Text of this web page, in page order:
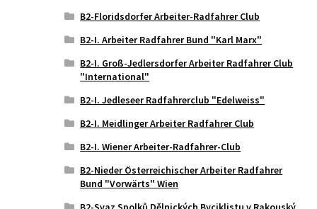
B2-Floridsdorfer Arbeiter-Radfahrer Club
B2-I. Arbeiter Radfahrer Bund "Karl Marx"
B2-I. Groß-Jedlersdorfer Arbeiter Radfahrer Club
"International"
B2-I. Jedleseer Radfahrerclub "Edelweiss"
B2-I. Meidlinger Arbeiter Radfahrer Club
B2-I. Wiener Arbeiter-Radfahrer-Club
B2-Nieder Österreichischer Arbeiter Radfahrer
Bund "Vorwärts" Wien